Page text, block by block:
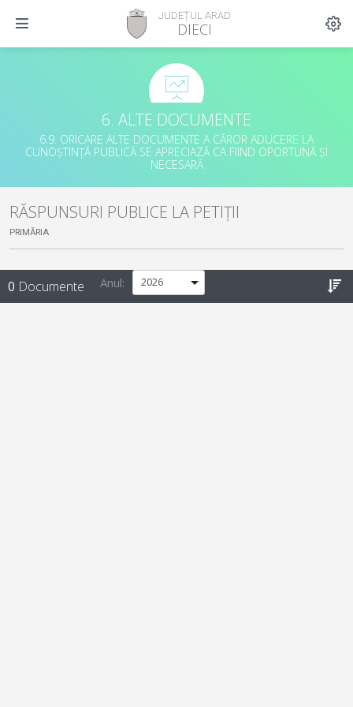
JUDEȚUL ARAD
DIECI
6. ALTE DOCUMENTE
6.9. ORICARE ALTE DOCUMENTE A CĂROR ADUCERE LA
CUNOȘTINȚĂ PUBLICĂ SE APRECIAZĂ CA FIIND OPORTUNĂ ȘI
NECESARĂ
RĂSPUNSURI PUBLICE LA PETIȚII
PRIMĂRIA
0 Documente Anul: